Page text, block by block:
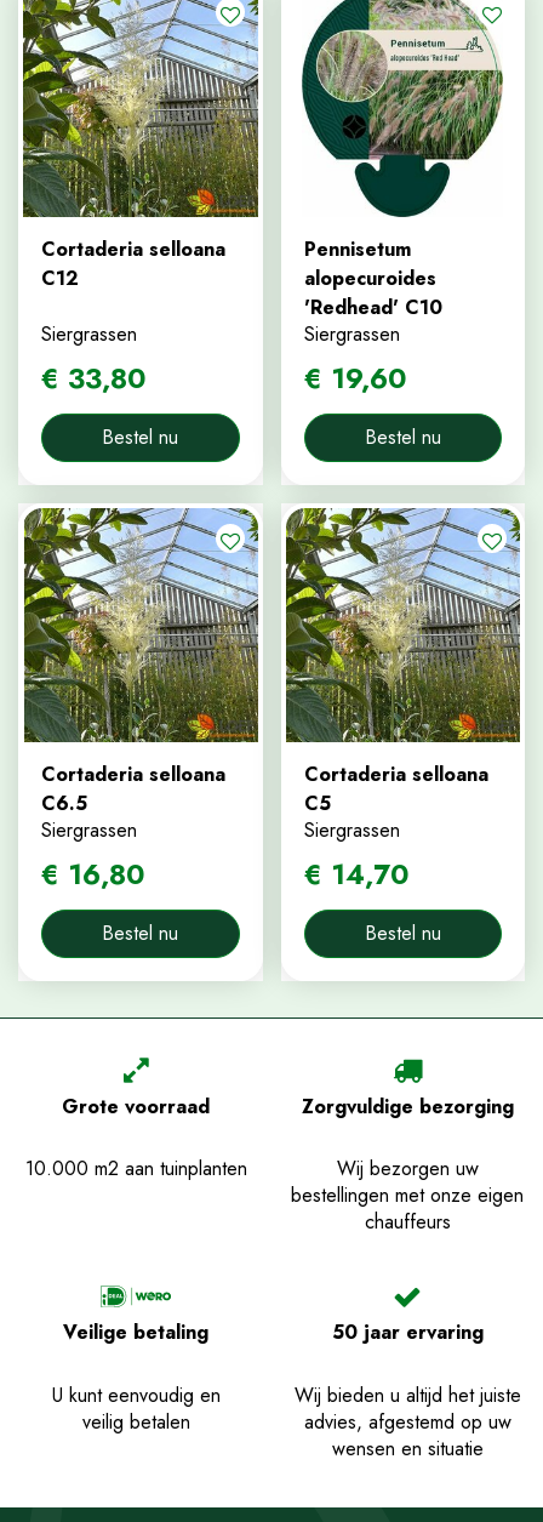
Cortaderia selloana
C12
Siergrassen
€ 33,80
Bestel nu
Pennisetum
alopecuroides
'Redhead' C10
Siergrassen
€ 19,60
Bestel nu
Cortaderia selloana
C6.5
Siergrassen
€ 16,80
Bestel nu
Cortaderia selloana
C5
Siergrassen
€ 14,70
Bestel nu
Grote voorraad
10.000 m2 aan tuinplanten
Zorgvuldige bezorging
Wij bezorgen uw
bestellingen met onze eigen
chauffeurs
Veilige betaling
U kunt eenvoudig en
veilig betalen
50 jaar ervaring
Wij bieden u altijd het juiste
advies, afgestemd op uw
wensen en situatie